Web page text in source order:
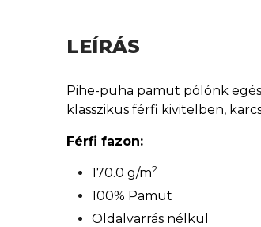
LEÍRÁS
Pihe-puha pamut pólónk
klasszikus férfi kivitelben,
Férfi fazon:
170.0 g/m2
100% Pamut
Oldalvarrás nélkül